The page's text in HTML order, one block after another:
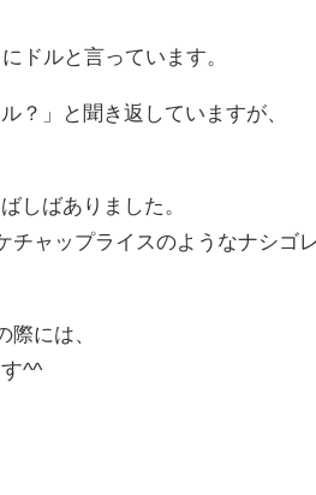
ドルと言っています。
？」と聞き返していますが、
しばありました。
チャップライスのようなナシゴ
には、
^^